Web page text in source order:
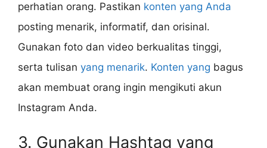
perhatian orang. Pastikan konten yang Anda
posting menarik, informatif, dan orisinal.
Gunakan foto dan video berkualitas tinggi,
serta tulisan yang menarik. Konten yang bagus
akan membuat orang ingin mengikuti akun
Instagram Anda.
3. Gunakan Hashtag yang